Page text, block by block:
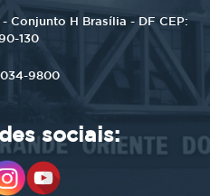
Conjunto H Brasília - DF CEP:
130
9800
sociais: